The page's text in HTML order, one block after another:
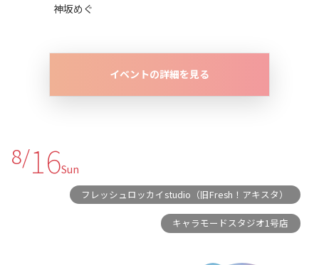
神坂めぐ
イベントの詳細を見る
8/16Sun
フレッシュロッカイstudio（旧Fresh！アキスタ）
キャラモードスタジオ1号店